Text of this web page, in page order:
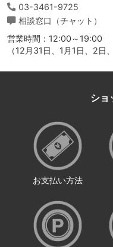
03-3461-9725
相談窓口（チャット）
営業時間：12:00～19:00
（12月31日、1月1日、2日
ショ
お支払い方法